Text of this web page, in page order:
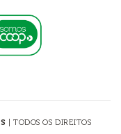
| TODOS OS DIREITOS